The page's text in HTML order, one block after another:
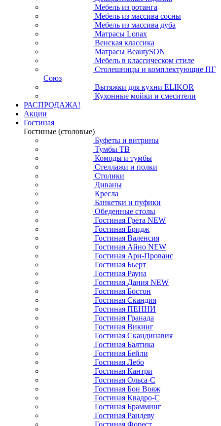
Мебель из ротанга
Мебель из массива сосны
Мебель из массива дуба
Матрасы Lonax
Венская классика
Матрасы BeautySON
Мебель в классическом стиле
Столешницы и комплектующие ПГ
Союз
Вытяжки для кухни ELIKOR
Кухонные мойки и смесители
РАСПРОДАЖА!
Акции
Гостиная
Гостиные (столовые)
Буфеты и витрины
Тумбы ТВ
Комоды и тумбы
Стеллажи и полки
Столики
Диваны
Кресла
Банкетки и пуфики
Обеденные столы
Гостиная Грета NEW
Гостиная Бридж
Гостиная Валенсия
Гостиная Айно NEW
Гостиная Ари-Прованс
Гостиная Бьерт
Гостиная Рауна
Гостиная Дания NEW
Гостиная Бостон
Гостиная Скандия
Гостиная ПЕННИ
Гостиная Гранада
Гостиная Викинг
Гостиная Скандинавия
Гостиная Балтика
Гостиная Бейли
Гостиная Лебо
Гостиная Кантри
Гостиная Ольса-С
Гостиная Бон Вояж
Гостиная Квадро-С
Гостиная Брамминг
Гостиная Рандеву
Гостиная Форест